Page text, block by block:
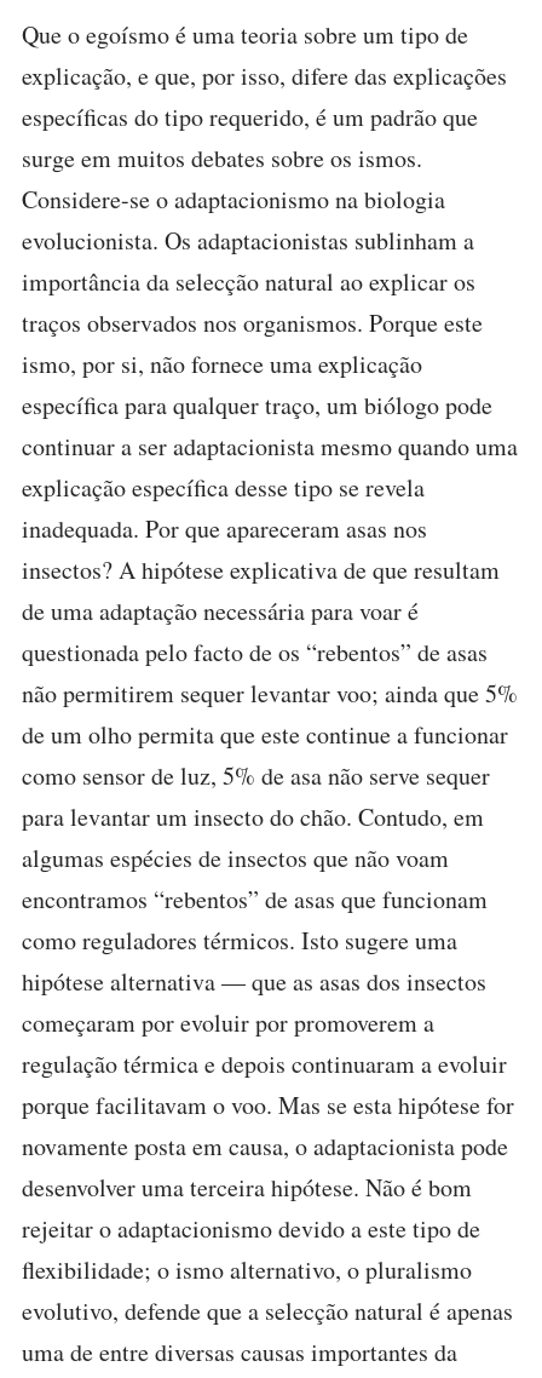
Que o egoísmo é uma teoria sobre um tipo de
explicação, e que, por isso, difere das explicações
específicas do tipo requerido, é um padrão que
surge em muitos debates sobre os ismos.
Considere-se o adaptacionismo na biologia
evolucionista. Os adaptacionistas sublinham a
importância da selecção natural ao explicar os
traços observados nos organismos. Porque este
ismo, por si, não fornece uma explicação
específica para qualquer traço, um biólogo pode
continuar a ser adaptacionista mesmo quando uma
explicação específica desse tipo se revela
inadequada. Por que apareceram asas nos
insectos? A hipótese explicativa de que resultam
de uma adaptação necessária para voar é
questionada pelo facto de os “rebentos” de asas
não permitirem sequer levantar voo; ainda que 5%
de um olho permita que este continue a funcionar
como sensor de luz, 5% de asa não serve sequer
para levantar um insecto do chão. Contudo, em
algumas espécies de insectos que não voam
encontramos “rebentos” de asas que funcionam
como reguladores térmicos. Isto sugere uma
hipótese alternativa — que as asas dos insectos
começaram por evoluir por promoverem a
regulação térmica e depois continuaram a evoluir
porque facilitavam o voo. Mas se esta hipótese for
novamente posta em causa, o adaptacionista pode
desenvolver uma terceira hipótese. Não é bom
rejeitar o adaptacionismo devido a este tipo de
flexibilidade; o ismo alternativo, o pluralismo
evolutivo, defende que a selecção natural é apenas
uma de entre diversas causas importantes da